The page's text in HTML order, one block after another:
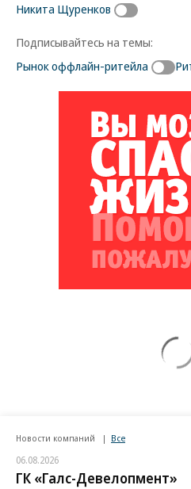
Никита Щуренков
Подписывайтесь на темы:
Рынок оффлайн-ритейла
Новости компаний Все
06.08.2026
ГК «Галс-Девелопмент»